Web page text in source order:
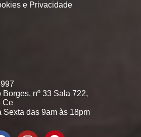
e Privacidade
Borges, nº 33 Sala 722,
Ce
Sexta das 9am às 18pm